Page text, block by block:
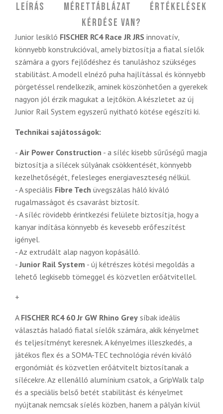
Leírás Mérettáblázat
Értékelések
Kérdése van?
Junior lesikló FISCHER RC4 Race JR JRS innovatív,
könnyebb konstrukcióval, amely biztosítja a fiatal síelők
számára a gyors fejlődéshez és tanuláshoz szükséges
stabilitást. A modell elnéző puha hajlítással és könnyebb
pörgetéssel rendelkezik, aminek köszönhetően a gyerekek
nagyon jól érzik magukat a lejtőkön. A készletet az új
Junior Rail System egyszerű nyitható kötése egészíti ki.
Technikai sajátosságok:
- Air Power Construction - a síléc kisebb sűrűségű magja
biztosítja a sílécek súlyának csökkentését, könnyebb
kezelhetőségét, felesleges energiaveszteség nélkül.
- A speciális Fibre Tech üvegszálas háló kiváló
rugalmasságot és csavarást biztosít.
- A síléc rövidebb érintkezési felülete biztosítja, hogy a
kanyar indítása könnyebb és kevesebb erőfeszítést
igényel.
- Az extrudált alap nagyon kopásálló.
-Junior Rail System - új kétrészes kötési megoldás a
lehető legkisebb tömeggel és közvetlen erőátvitellel.
+
A FISCHER RC4 60 Jr GW Rhino Grey síbak ideális
választás haladó fiatal síelők számára, akik kényelmet
és teljesítményt keresnek. A kényelmes illeszkedés, a
játékos flex és a SOMA-TEC technológia révén kiváló
ergonómiát és közvetlen erőátvitelt biztosítanak a
sílécekre. Az ellenálló alumínium csatok, a GripWalk talp
és a speciális belső betét stabilitást és kényelmet
nyújtanak nemcsak síelés közben, hanem a pályán kívül